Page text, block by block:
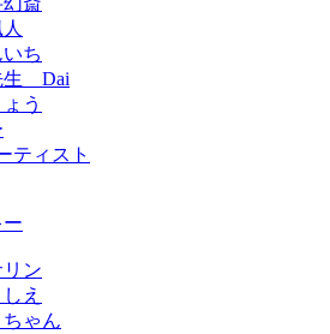
ち
生 Dai
う
ティスト
ン
え
ちゃん